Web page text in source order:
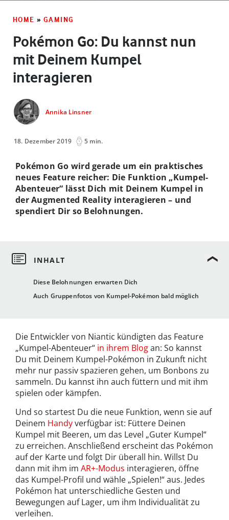
HOME » GAMING
Pokémon Go: Du kannst nun
mit Deinem Kumpel
interagieren
Annika Linsner
18. Dezember 2019 5 min.
Diese Belohnungen erwarten Dich
Auch Gruppenfotos von Kumpel-Pokémon bald möglich
Pokémon Go wird gerade um ein praktisches
neues Feature reicher: Die Funktion „Kumpel-
Abenteuer“ lässt Dich mit Deinem Kumpel in
der Augmented Reality interagieren – und
spendiert Dir so Belohnungen.
Die Entwickler von Niantic kündigten das Feature
„Kumpel-Abenteuer“ in ihrem Blogan: So kannst
Du mit Deinem Kumpel-Pokémon in Zukunft nicht
mehr nur passiv spazieren gehen, um Bonbons zu
sammeln. Du kannst ihn auch füttern und mit ihm
spielen oder kämpfen.
Und so startest Du die neue Funktion, wenn sie auf
Deinem Handyverfügbar ist: Füttere Deinen
Kumpel mit Beeren, um das Level „Guter Kumpel“
zu erreichen. Anschließend erscheint das Pokémon
auf der Karte und folgt Dir überall hin. Willst Du
dann mit ihm im AR+-Modus interagieren, öffne
das Kumpel-Profil und wähle „Spielen!“ aus. Jedes
Pokémon hat unterschiedliche Gesten und
Bewegungen auf Lager, um ihm Individualität zu
verleihen.